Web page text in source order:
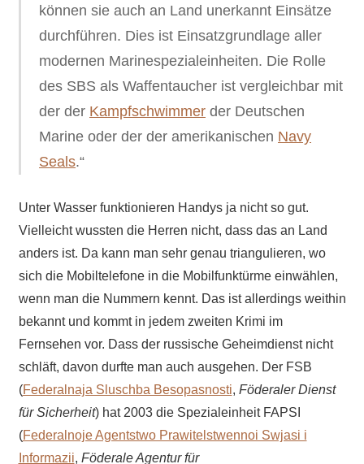
können sie auch an Land unerkannt Einsätze
durchführen. Dies ist Einsatzgrundlage aller
modernen Marinespezialeinheiten. Die Rolle
des SBS als Waffentaucher ist vergleichbar mit
der der Kampfschwimmer der Deutschen
Marine oder der der amerikanischen Navy
Seals.“
Unter Wasser funktionieren Handys ja nicht so gut.
Vielleicht wussten die Herren nicht, dass das an Land
anders ist. Da kann man sehr genau triangulieren, wo
sich die Mobiltelefone in die Mobilfunktürme einwählen,
wenn man die Nummern kennt. Das ist allerdings weithin
bekannt und kommt in jedem zweiten Krimi im
Fernsehen vor. Dass der russische Geheimdienst nicht
schläft, davon durfte man auch ausgehen. Der FSB
(Federalnaja Sluschba Besopasnosti, Föderaler Dienst
für Sicherheit) hat 2003 die Spezialeinheit FAPSI
(Federalnoje Agentstwo Prawitelstwennoi Swjasi i
Informazii, Föderale Agentur für